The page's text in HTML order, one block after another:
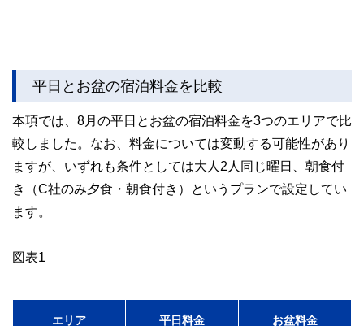
平日とお盆の宿泊料金を比較
本項では、8月の平日とお盆の宿泊料金を3つのエリアで比
較しました。なお、料金については変動する可能性があり
ますが、いずれも条件としては大人2人同じ曜日、朝食付
き（C社のみ夕食・朝食付き）というプランで設定してい
ます。
図表1
エリア 平日料金 お盆料金